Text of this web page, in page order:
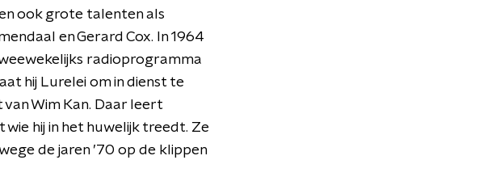
ook grote talenten als
en Gerard Cox. In 1964
radioprogramma
hij Lurelei om in dienst te
Wim Kan. Daar leert
wie hij in het huwelijk treedt. Ze
de jaren ’70 op de klippen